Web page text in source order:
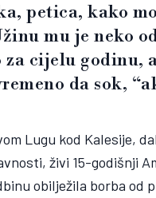
petica, kako
mu je neko
cijelu godinu,
da sok,
Lugu kod Kalesije,
živi 15-godišnji
obilježila borba od